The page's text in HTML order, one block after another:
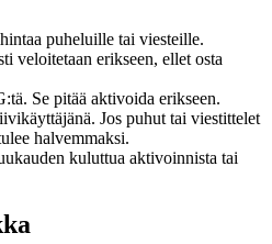
puheluille tai viesteille.
veloitetaan erikseen, ellet osta
Se pitää aktivoida erikseen.
Jos puhut tai viestittelet
halvemmaksi.
kuluttua aktivoinnista tai